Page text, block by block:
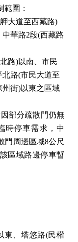
圍：
大道至西藏路)
華路2段(西藏路
路)以南、市民
路(市民大道至
街)以東之區域
部分疏散門仍無
時停車需求，中
門周邊區域8公尺
區域路邊停車暫
東、塔悠路(民權